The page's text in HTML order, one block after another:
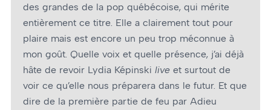
des grandes de la pop québécoise, qui mérite
entièrement ce titre. Elle a clairement tout pour
plaire mais est encore un peu trop méconnue à
mon goût. Quelle voix et quelle présence, j’ai déjà
hâte de revoir Lydia Képinski live et surtout de
voir ce qu’elle nous préparera dans le futur. Et que
dire de la première partie de feu par Adieu